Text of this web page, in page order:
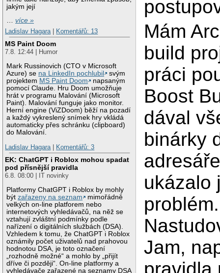
jakým její
…více »
Ladislav Hagara
Komentářů: 13
MS Paint Doom
7.8. 12:44 | Humor
Mark Russinovich (CTO v Microsoft
Azure) se na LinkedIn pochlubil
svým
projektem MS Paint Doom
napsaným
pomocí Claude. Hru Doom umožňuje
hrát v programu Malování (Microsoft
Paint). Malování funguje jako monitor.
Herní engine (ViZDoom) běží na pozadí
a každý vykreslený snímek hry vkládá
automaticky přes schránku (clipboard)
do Malování.
Ladislav Hagara
Komentářů: 3
EK: ChatGPT i Roblox mohou spadat
pod přísnější pravidla
6.8. 08:00 | IT novinky
Platformy ChatGPT i Roblox by mohly
býtzařazeny na seznam
mimořádně
velkých on-line platforem nebo
internetových vyhledávačů, na něž se
vztahují zvláštní podmínky podle
nařízení o digitálních službách (DSA).
Vzhledem k tomu, že ChatGPT i Roblox
oznámily počet uživatelů nad prahovou
hodnotou DSA, je toto označení
„rozhodně možné“ a mohlo by „přijít
dříve či později“. On-line platformy a
vyhledávače zařazené na seznamy DSA
Mám
build
práci
Boost
dával
binárky
ukázalo
problém.
Jam,